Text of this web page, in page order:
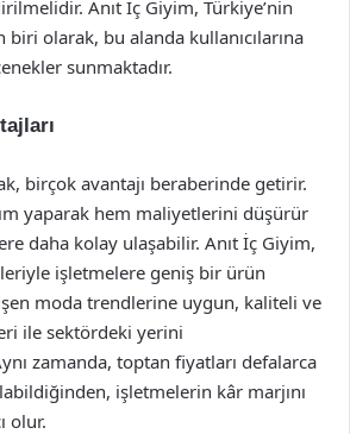
Anıt İç Giyim, Türkiye’nin
olarak, bu alanda kullanıcılarına
sunmaktadır.
birçok avantajı beraberinde getirir.
yaparak hem maliyetlerini düşürür
daha kolay ulaşabilir. Anıt İç Giyim,
işletmelere geniş bir ürün
moda trendlerine uygun, kaliteli ve
ile sektördeki yerini
zamanda, toptan fiyatları defalarca
işletmelerin kâr marjını
olur.